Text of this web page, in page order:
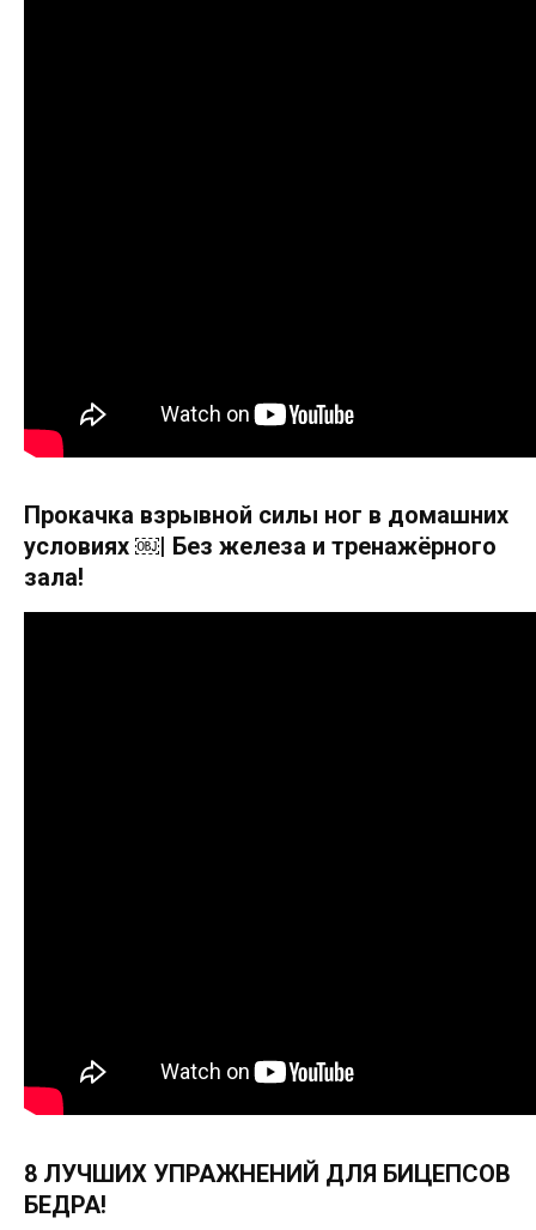
Прокачка взрывной силы ног в домашних
условиях ￼| Без железа и тренажёрного
зала!
8 ЛУЧШИХ УПРАЖНЕНИЙ ДЛЯ БИЦЕПСОВ
БЕДРА!